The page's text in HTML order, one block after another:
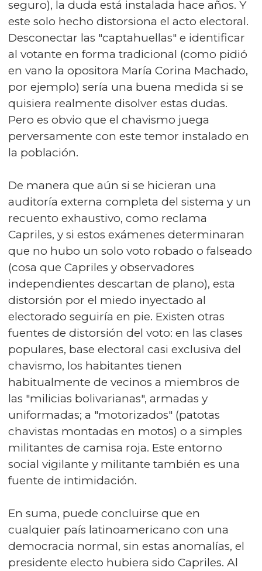
seguro), la duda está instalada hace años. Y
este solo hecho distorsiona el acto electoral.
Desconectar las "captahuellas" e identificar
al votante en forma tradicional (como pidió
en vano la opositora María Corina Machado,
por ejemplo) sería una buena medida si se
quisiera realmente disolver estas dudas.
Pero es obvio que el chavismo juega
perversamente con este temor instalado en
la población.
De manera que aún si se hicieran una
auditoría externa completa del sistema y un
recuento exhaustivo, como reclama
Capriles, y si estos exámenes determinaran
que no hubo un solo voto robado o falseado
(cosa que Capriles y observadores
independientes descartan de plano), esta
distorsión por el miedo inyectado al
electorado seguiría en pie. Existen otras
fuentes de distorsión del voto: en las clases
populares, base electoral casi exclusiva del
chavismo, los habitantes tienen
habitualmente de vecinos a miembros de
las "milicias bolivarianas", armadas y
uniformadas; a "motorizados" (patotas
chavistas montadas en motos) o a simples
militantes de camisa roja. Este entorno
social vigilante y militante también es una
fuente de intimidación.
En suma, puede concluirse que en
cualquier país latinoamericano con una
democracia normal, sin estas anomalías, el
presidente electo hubiera sido Capriles. Al